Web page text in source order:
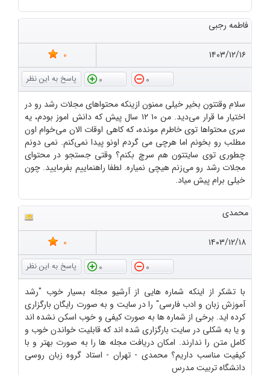
فاطمه رجبی
۱۴۰۳/۱۲/۱۶
0
0
0
سلام وقتتون بخیر خیلی ممنون ازینکه محتواهای مجلات رشد رو در
اختیار ما قرار می‌دید. من ۱۰ ۱۲ سال پیش که دانش اموز بودم، یه
سری محتواها توی خاطرم مونده، که کاهی اوقات الان می‌خوام اون
مطلب رو بخونم اما هرچی می گردم اونو پیدا نمی‌کنم. نمی دونم
چطوری توی سایتتون هم سرچ بکنم؟ وقتی جستجو در محتوای
مجلات رشد رو می‌زنم هیچی نمیاره. لطفا راهنماییم بفرمایید. چون
خیلی برام پیش میاد.
محمدی
۱۴۰۳/۱۲/۱۸
0
0
0
با تشکر از اینکه شماره هایی از آرشیو مجله بسیار خوب "رشد
آموزش زبان و ادب فارسی" را در سایت و به صورت رایگان بارگزاری
کرده اید. برخی از شماره ها به صورت کیفی و خوب اسکن نشده اند
و یا به شکلی در سایت بارگزاری شده اند که قابلیت خواندن خوب و
کامل متن را ندارند. امکان دریافت مجله ها را به صورت بهتر و با
کیفیت مناسب داریم؟ محمدی - تهران - استاد گروه زبان روسی
دانشگاه تربیت مدرس